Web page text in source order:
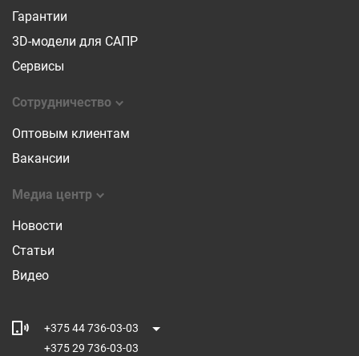
Гарантии
3D-модели для САПР
Сервисы
Сотрудничество
Оптовым клиентам
Вакансии
Медиа центр
Новости
Статьи
Видео
+375 44 736-03-03
+375 29 736-03-03